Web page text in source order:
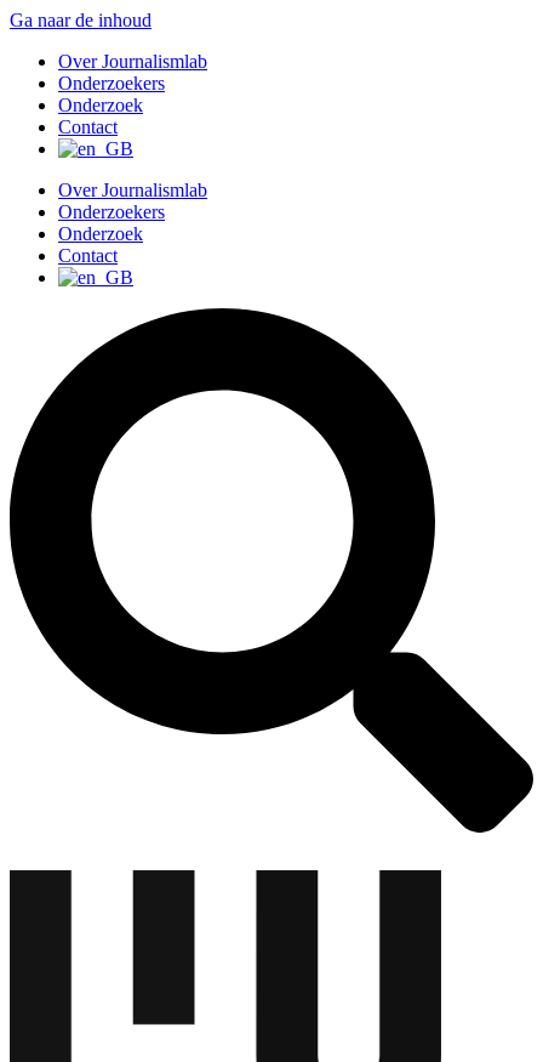
Ga naar de inhoud
Over Journalismlab
Onderzoekers
Onderzoek
Contact
Over Journalismlab
Onderzoekers
Onderzoek
Contact